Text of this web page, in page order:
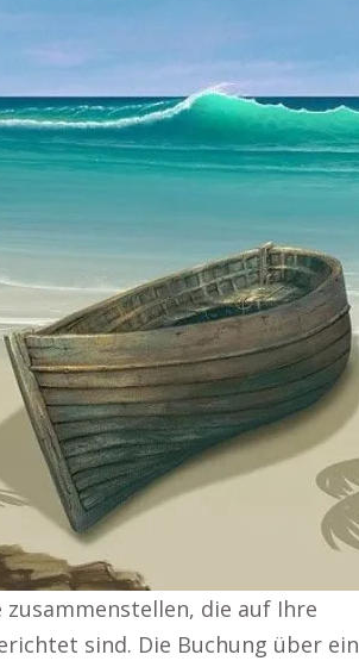
zusammenstellen, die auf Ihre
sind. Die Buchung über ein